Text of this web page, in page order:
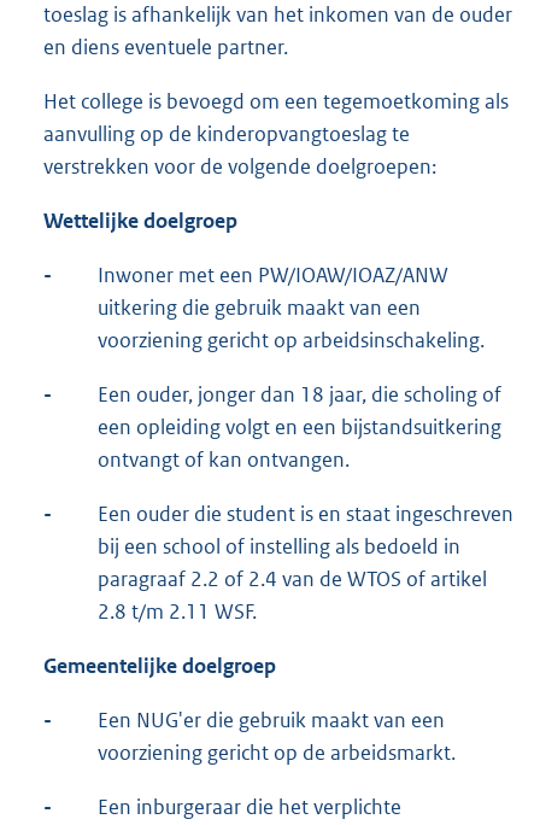
toeslag is afhankelijk van het inkomen van de ouder
en diens eventuele partner.
Het college is bevoegd om een tegemoetkoming als
aanvulling op de kinderopvangtoeslag te
verstrekken voor de volgende doelgroepen:
Wettelijke doelgroep
-
Inwoner met een PW/IOAW/IOAZ/ANW
uitkering die gebruik maakt van een
voorziening gericht op arbeidsinschakeling.
-
Een ouder, jonger dan 18 jaar, die scholing of
een opleiding volgt en een bijstandsuitkering
ontvangt of kan ontvangen.
-
Een ouder die student is en staat ingeschreven
bij een school of instelling als bedoeld in
paragraaf 2.2 of 2.4 van de WTOS of artikel
2.8 t/m 2.11 WSF.
Gemeentelijke doelgroep
-
Een NUG'er die gebruik maakt van een
voorziening gericht op de arbeidsmarkt.
-
Een inburgeraar die het verplichte